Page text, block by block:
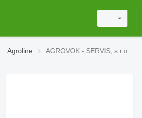
Agroline AGROVOK - SERVIS, s.r.o.